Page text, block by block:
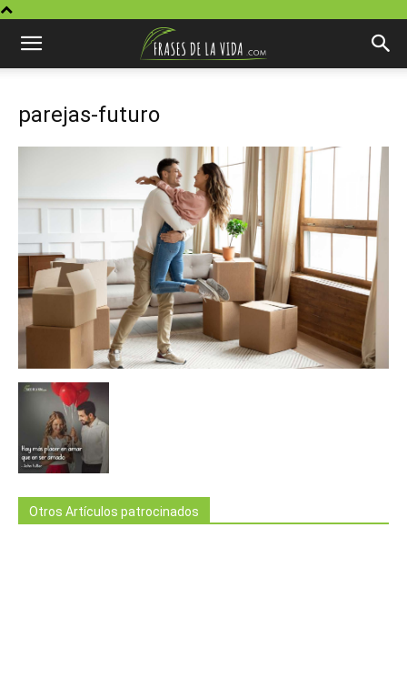
parejas-futuro
Otros Artículos patrocinados